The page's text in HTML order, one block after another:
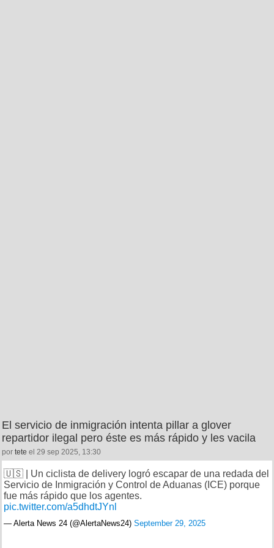
El servicio de inmigración intenta pillar a glover
repartidor ilegal pero éste es más rápido y les vacila
por tete el 29 sep 2025, 13:30
🇺🇸 | Un ciclista de delivery logró escapar de una redada del
Servicio de Inmigración y Control de Aduanas (ICE) porque
fue más rápido que los agentes.
pic.twitter.com/a5dhdtJYnl
— Alerta News 24 (@AlertaNews24) September 29, 2025